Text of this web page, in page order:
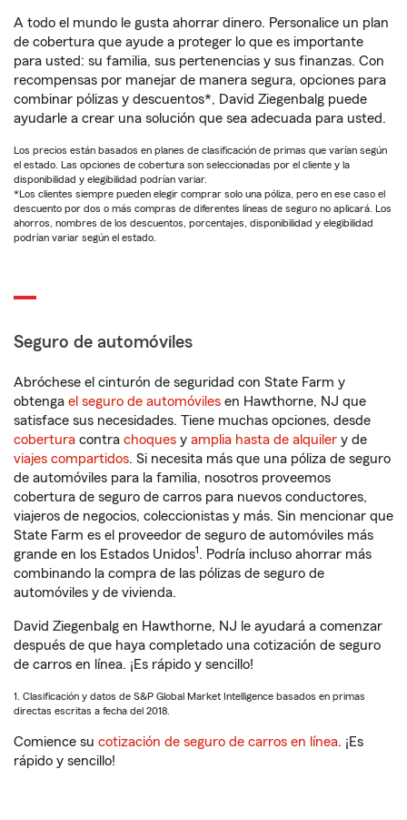
A todo el mundo le gusta ahorrar dinero. Personalice un plan
de cobertura que ayude a proteger lo que es importante
para usted: su familia, sus pertenencias y sus finanzas. Con
recompensas por manejar de manera segura, opciones para
combinar pólizas y descuentos*, David Ziegenbalg puede
ayudarle a crear una solución que sea adecuada para usted.
Los precios están basados en planes de clasificación de primas que varían según
el estado. Las opciones de cobertura son seleccionadas por el cliente y la
disponibilidad y elegibilidad podrían variar.
*Los clientes siempre pueden elegir comprar solo una póliza, pero en ese caso el
descuento por dos o más compras de diferentes líneas de seguro no aplicará. Los
ahorros, nombres de los descuentos, porcentajes, disponibilidad y elegibilidad
podrían variar según el estado.
Seguro de automóviles
Abróchese el cinturón de seguridad con State Farm y
obtenga el seguro de automóviles en Hawthorne, NJ que
satisface sus necesidades. Tiene muchas opciones, desde
cobertura contra choques y amplia hasta de alquiler y de
viajes compartidos. Si necesita más que una póliza de seguro
de automóviles para la familia, nosotros proveemos
cobertura de seguro de carros para nuevos conductores,
viajeros de negocios, coleccionistas y más. Sin mencionar que
State Farm es el proveedor de seguro de automóviles más
grande en los Estados Unidos1. Podría incluso ahorrar más
combinando la compra de las pólizas de seguro de
automóviles y de vivienda.
David Ziegenbalg en Hawthorne, NJ le ayudará a comenzar
después de que haya completado una cotización de seguro
de carros en línea. ¡Es rápido y sencillo!
1. Clasificación y datos de S&P Global Market Intelligence basados en primas
directas escritas a fecha del 2018.
Comience su cotización de seguro de carros en línea. ¡Es
rápido y sencillo!